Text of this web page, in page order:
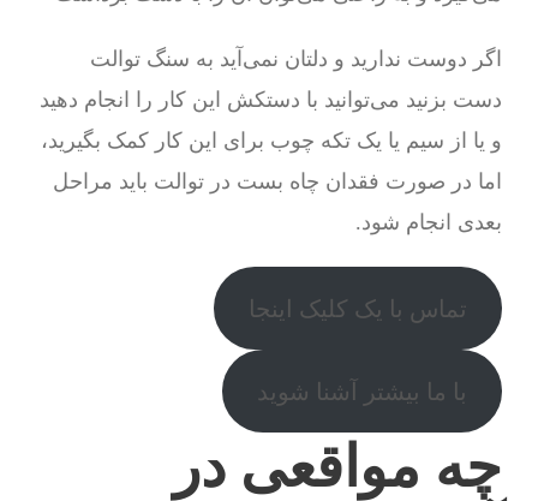
اگر دوست ندارید و دلتان نمی‌آید به سنگ توالت
دست بزنید می‌توانید با دستکش این کار را انجام دهید
و یا از سیم یا یک تکه چوب برای این کار کمک بگیرید،
اما در صورت فقدان چاه بست در توالت باید مراحل
بعدی انجام شود.
تماس با یک کلیک اینجا
با ما بیشتر آشنا شوید
چه مواقعی در